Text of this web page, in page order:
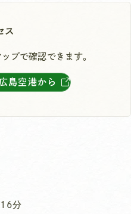
ス
プで確認できます。
広島空港から
16分